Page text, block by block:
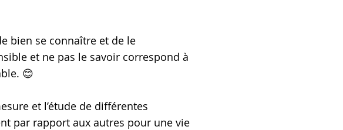
bien se connaître et de le
et ne pas le savoir correspond à
😊
et l’étude de différentes
par rapport aux autres pour une vie